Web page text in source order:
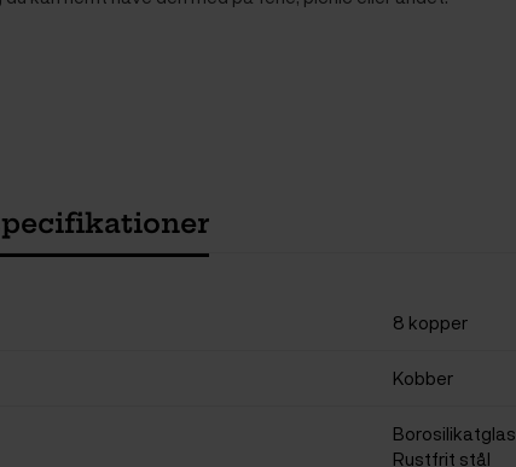
8 kopper
Kobber
Borosilikatglas
Rustfrit stål